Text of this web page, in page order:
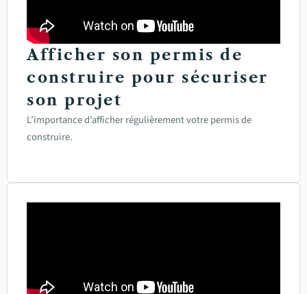
Afficher son permis de
construire pour sécuriser
son projet
L’importance d’afficher régulièrement votre permis de
construire.